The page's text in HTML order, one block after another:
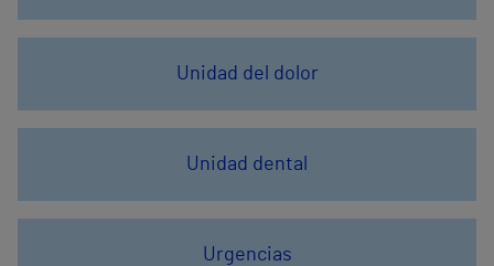
Unidad del dolor
Unidad dental
Urgencias